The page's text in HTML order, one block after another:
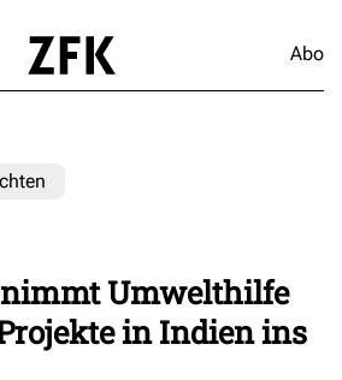
Abo
nimmt Umwelthilfe
in Indien ins